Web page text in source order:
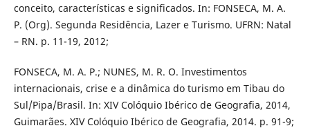
conceito, características e significados. In: FONSECA, M. A.
P. (Org). Segunda Residência, Lazer e Turismo. UFRN: Natal
– RN. p. 11-19, 2012;
FONSECA, M. A. P.; NUNES, M. R. O. Investimentos
internacionais, crise e a dinâmica do turismo em Tibau do
Sul/Pipa/Brasil. In: XIV Colóquio Ibérico de Geografia, 2014,
Guimarães. XIV Colóquio Ibérico de Geografia, 2014. p. 91-9;